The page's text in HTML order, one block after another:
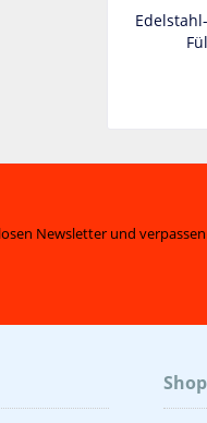
Newsletter und